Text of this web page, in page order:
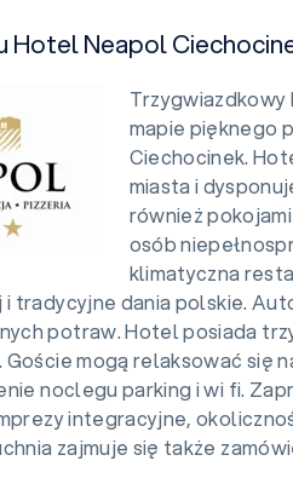
Hotel Neapol
mapie pięknego
Ciechocinek.
miasta i
również
osób
klimatyczna
i tradycyjne dania polskie.
potraw. Hotel posiada
mogą relaksować się
noclegu parking i wi fi.
integracyjne,
zajmuje się także